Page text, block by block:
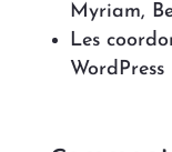
SHOP
A
Myriam,
Les
WordPress